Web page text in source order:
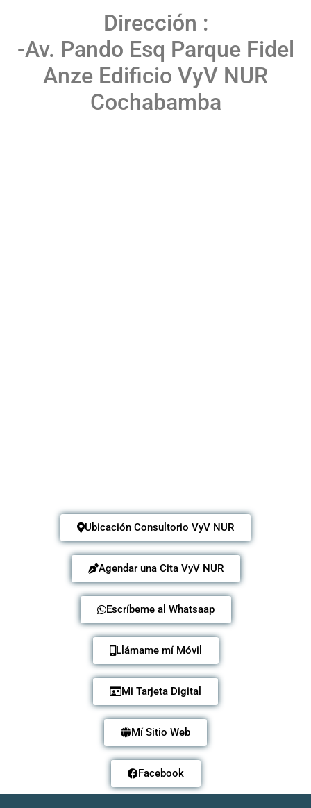
Dirección :
-Av. Pando Esq Parque Fidel
Anze Edificio VyV NUR
Cochabamba
Ubicación Consultorio VyV NUR
Agendar una Cita VyV NUR
Escríbeme al Whatsaap
Llámame mí Móvil
Mi Tarjeta Digital
Mí Sitio Web
Facebook